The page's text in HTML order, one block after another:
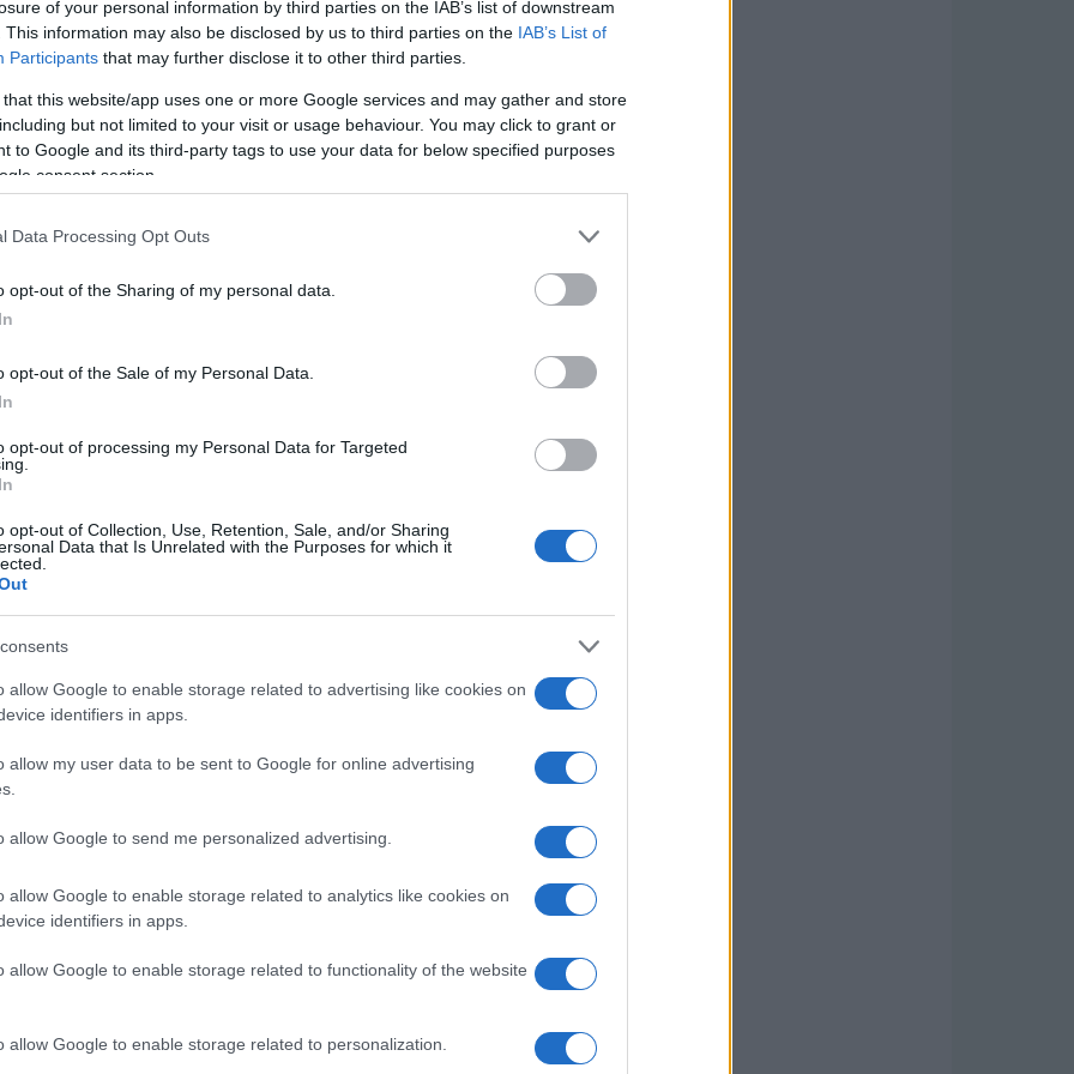
of your personal information by third parties on the IAB’s list of downstream
This information may also be disclosed by us to third parties on the IAB’s List of
Participants that may further disclose it to other third parties.
that this website/app uses one or more Google services and may gather and store
but not limited to your visit or usage behaviour. You may click to grant or
to Google and its third-party tags to use your data for below specified purposes
consent section.
Data Processing Opt Outs
opt-out of the Sharing of my personal data.
opt-out of the Sale of my Personal Data.
opt-out of processing my Personal Data for Targeted
opt-out of Collection, Use, Retention, Sale, and/or Sharing
Data that Is Unrelated with the Purposes for which it
allow Google to enable storage related to advertising like cookies on
identifiers in apps.
allow my user data to be sent to Google for online advertising
allow Google to send me personalized advertising.
allow Google to enable storage related to analytics like cookies on
identifiers in apps.
allow Google to enable storage related to functionality of the website
allow Google to enable storage related to personalization.
delle generazioni future.
ecologica
per la transizione ecologica (CITE), si
raggiungere obiettivi ambiziosi. Tra questi, la
pagine, delinea un percorso chiaro e
un approccio inclusivo che non lasci indietro
mobilità sostenibile. I trasporti, responsabili
in Italia, necessitano di una radicale
conversione a veicoli elettrici e a
Entro il 2030, si punta a raggiungere 6
il traffico ferroviario ad alta velocità.